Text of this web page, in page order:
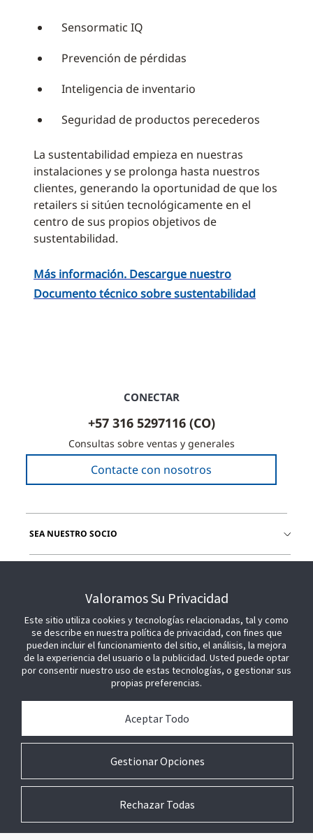
Sensormatic IQ
Prevención de pérdidas
Inteligencia de inventario
Seguridad de productos perecederos
La sustentabilidad empieza en nuestras
instalaciones y se prolonga hasta nuestros
clientes, generando la oportunidad de que los
retailers si sitúen tecnológicamente en el
centro de sus propios objetivos de
sustentabilidad.
Más información. Descargue nuestro
Documento técnico sobre sustentabilidad
CONECTAR
+57 316 5297116 (CO)
Consultas sobre ventas y generales
Contacte con nosotros
SEA NUESTRO SOCIO
© 2026 Johnson Controls. Todos los derechos reservados.
Legal
Ajustes de
Términos
Valoramos Su Privacidad
Este sitio utiliza cookies y tecnologías relacionadas, tal y como
se describe en nuestra política de privacidad, con fines que
pueden incluir el funcionamiento del sitio, el análisis, la mejora
de la experiencia del usuario o la publicidad. Usted puede optar
por consentir nuestro uso de estas tecnologías, o gestionar sus
propias preferencias.
Gestionar Opciones
Aceptar Todo
Rechazar Todas
Preferencias